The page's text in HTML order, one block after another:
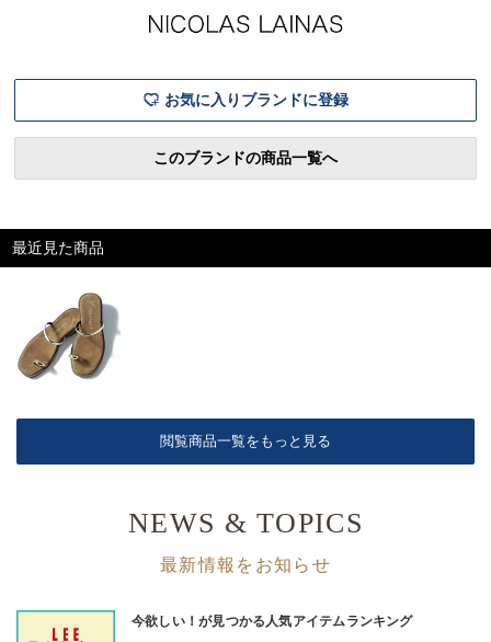
春も必見です！LINE UP鹿の
子ポロワンピースシャンブレ
しました。ほんわかゆる～い
雰囲気は、唯一無二の可愛さ
お気に入りブランドに登録
このブランドの商品一覧へ
最近見た商品
閲覧商品一覧をもっと見る
NEWS & TOPICS
最新情報をお知らせ